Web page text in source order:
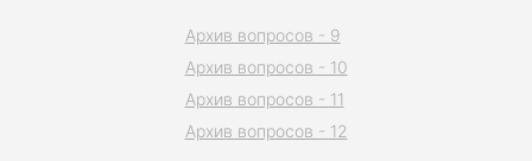
Архив вопросов - 9
Архив вопросов - 10
Архив вопросов - 11
Архив вопросов - 12